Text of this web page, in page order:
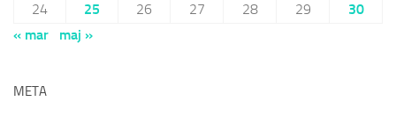
24
25 26 27 28 29
30
« mar
maj »
META